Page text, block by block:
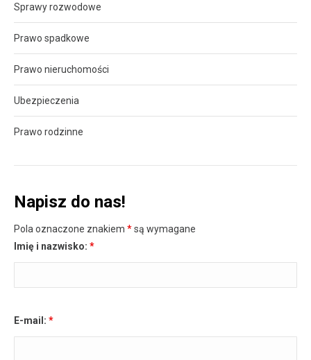
Sprawy rozwodowe
Prawo spadkowe
Prawo nieruchomości
Ubezpieczenia
Prawo rodzinne
Napisz do nas!
Pola oznaczone znakiem *są wymagane
Imię i nazwisko: *
E-mail: *